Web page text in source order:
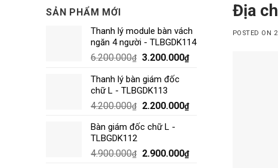
SẢN PHẨM MỚI
Thanh lý module bàn vách
ngăn 4 người - TLBGDK114
6.200.000₫ 3.200.000₫
Thanh lý bàn giám đốc
chữ L - TLBGDK113
4.200.000₫ 2.200.000₫
Bàn giám đốc chữ L -
TLBGDK112
4.900.000₫ 2.900.000₫
Địa
POSTED ON